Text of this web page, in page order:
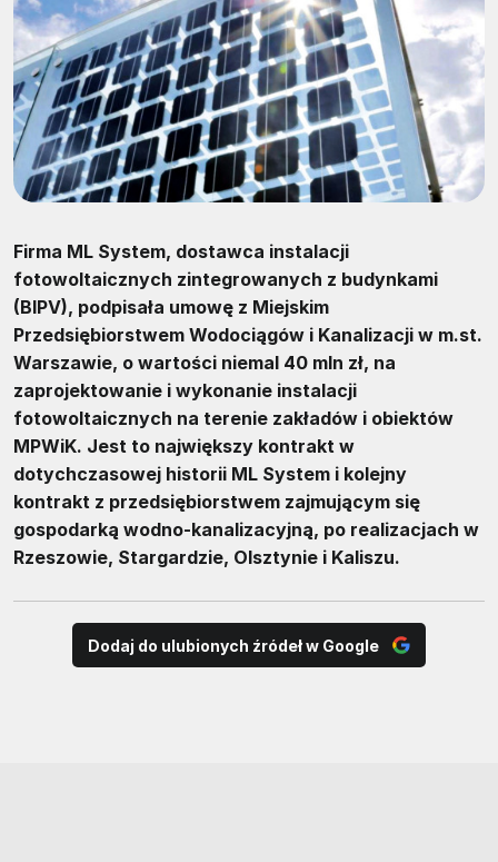
Firma ML System, dostawca instalacji
fotowoltaicznych zintegrowanych z budynkami
(BIPV), podpisała umowę z Miejskim
Przedsiębiorstwem Wodociągów i Kanalizacji w m.st.
Warszawie, o wartości niemal 40 mln zł, na
zaprojektowanie i wykonanie instalacji
fotowoltaicznych na terenie zakładów i obiektów
MPWiK. Jest to największy kontrakt w
dotychczasowej historii ML System i kolejny
kontrakt z przedsiębiorstwem zajmującym się
gospodarką wodno-kanalizacyjną, po realizacjach w
Rzeszowie, Stargardzie, Olsztynie i Kaliszu.
Dodaj do ulubionych źródeł w Google